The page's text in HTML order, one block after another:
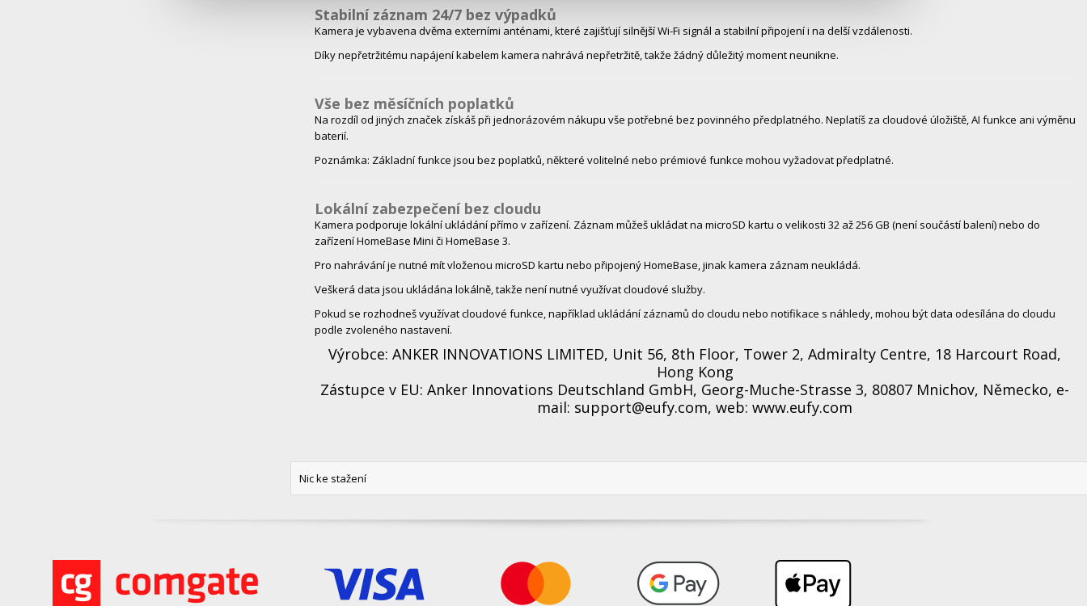
Stabilní záznam 24/7 bez výpadků
Kamera je vybavena dvěma externími anténami, které zajišťují silnější Wi-Fi signál a stabilní připojení i na delší vzdálenosti.
Díky nepřetržitému napájení kabelem kamera nahrává nepřetržitě, takže žádný důležitý moment neunikne.
Vše bez měsíčních poplatků
Na rozdíl od jiných značek získáš při jednorázovém nákupu vše potřebné bez povinného předplatného. Neplatíš za cloudové úložiště, AI funkce ani výměnu
baterií.
Poznámka: Základní funkce jsou bez poplatků, některé volitelné nebo prémiové funkce mohou vyžadovat předplatné.
Lokální zabezpečení bez cloudu
Kamera podporuje lokální ukládání přímo v zařízení. Záznam můžeš ukládat na microSD kartu o velikosti 32 až 256 GB (není součástí balení) nebo do
zařízení HomeBase Mini či HomeBase 3.
Pro nahrávání je nutné mít vloženou microSD kartu nebo připojený HomeBase, jinak kamera záznam neukládá.
Veškerá data jsou ukládána lokálně, takže není nutné využívat cloudové služby.
Pokud se rozhodneš využívat cloudové funkce, například ukládání záznamů do cloudu nebo notifikace s náhledy, mohou být data odesílána do cloudu
podle zvoleného nastavení.
Výrobce: ANKER INNOVATIONS LIMITED, Unit 56, 8th Floor, Tower 2, Admiralty Centre, 18 Harcourt Road,
Hong Kong
Zástupce v EU: Anker Innovations Deutschland GmbH, Georg-Muche-Strasse 3, 80807 Mnichov, Německo, e-
mail: support@eufy.com, web: www.eufy.com
Nic ke stažení